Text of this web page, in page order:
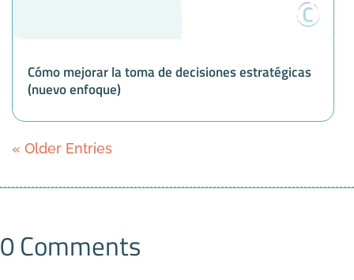
Cómo mejorar la toma de decisiones estratégicas
(nuevo enfoque)
« Older Entries
0 Comments